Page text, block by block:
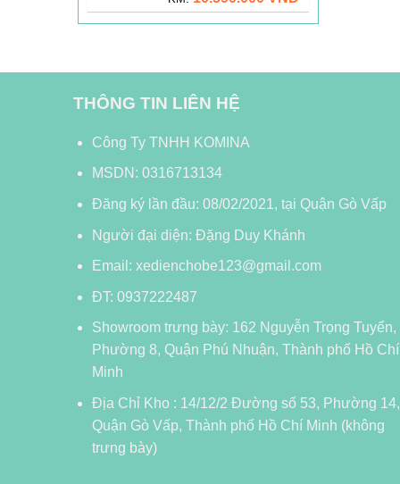
0
5
THÔNG TIN LIÊN HỆ
Công Ty TNHH KOMINA
MSDN: 0316713134
Đăng ký lần đầu: 08/02/2021, tại Quận Gò Vấp
Người đại diện: Đặng Duy Khánh
Email: xedienchobe123@gmail.com
ĐT: 0937222487
Showroom trưng bày: 162 Nguyễn Trọng Tuyển,
Phường 8, Quận Phú Nhuận, Thành phố Hồ Chí
Minh
Địa Chỉ Kho : 14/12/2 Đường số 53, Phường 14,
Quận Gò Vấp, Thành phố Hồ Chí Minh (không
trưng bày)